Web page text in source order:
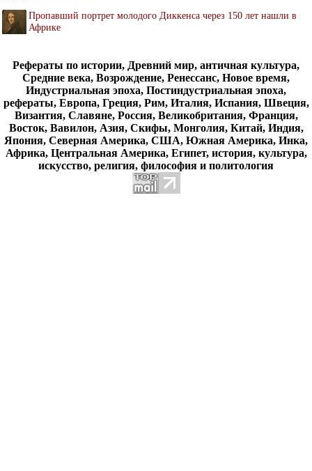
Пропавший портрет молодого Диккенса через 150 лет нашли в
Африке
Рефераты по истории, Древний мир, античная культура,
Средние века, Возрождение, Ренессанс, Новое время,
Индустриальная эпоха, Постиндустриальная эпоха,
рефераты, Европа, Греция, Рим, Италия, Испания, Швеция,
Византия, Славяне, Россия, Великобритания, Франция,
Восток, Вавилон, Азия, Скифы, Монголия, Китай, Индия,
Япония, Северная Америка, США, Южная Америка, Инка,
Африка, Центральная Америка, Египет, история, культура,
искусство, религия, философия и политология